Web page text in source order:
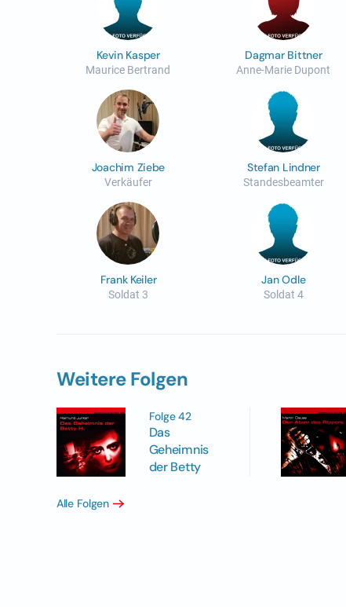
Kevin Kasper
Maurice Bertrand
Dagmar Bittner
Anne-Marie Dupont
Joachim Ziebe
Verkäufer
Stefan Lindner
Standesbeamter
Frank Keiler
Soldat 3
Jan Odle
Soldat 4
Weitere Folgen
Folge 42
Das
Geheimnis
der Betty
Alle Folgen